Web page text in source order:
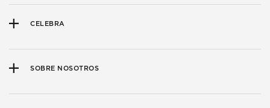
CELEBRA
SOBRE NOSOTROS